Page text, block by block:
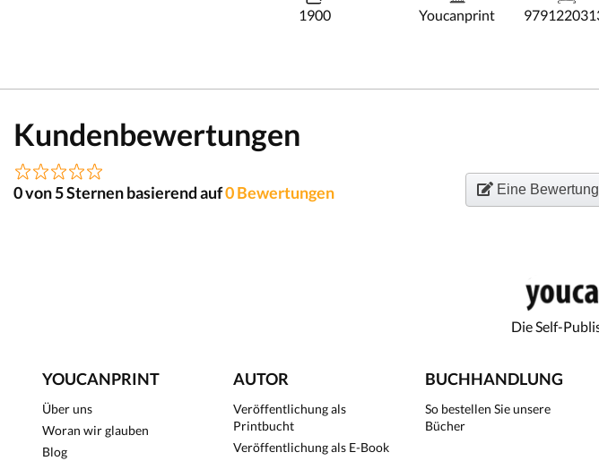
1900 Youcanprint
Kundenbewertungen
0 von 5 Sternen basierend auf0 Bewertungen Eine
Die Self-
YOUCANPRINT
Über uns
Woran wir glauben
Blog
AUTOR
Veröffentlichung als
Printbucht
Veröffentlichung als E-Book
BUCHHANDLUNG
So bestellen Sie unsere
Bücher